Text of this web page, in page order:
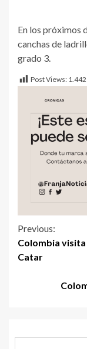
En los próximos
canchas de
grado 3.
Post Views: 1.442
Previous:
Colombia
Catar